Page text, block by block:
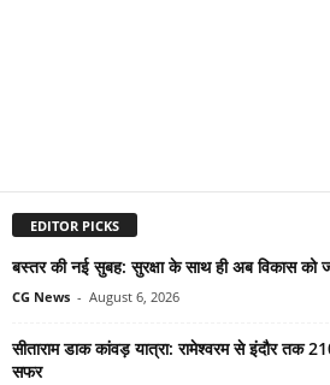
EDITOR PICKS
बस्तर की नई सुबह: सुरक्षा के साथ ही अब विकास को
CG News - August 6, 2026
सीताराम डाक कांवड़ यात्रा: रामेश्वरम से इंदौर तक
सफर